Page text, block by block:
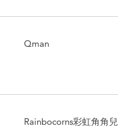
Qman
Rainbocorns彩虹角角兒